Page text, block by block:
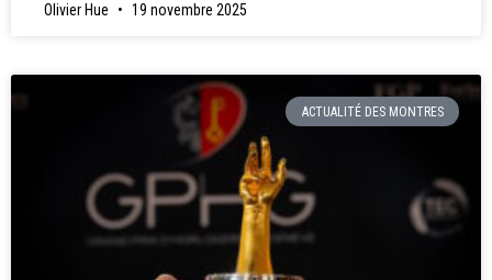
Olivier Hue 19 novembre 2025
ACTUALITÉ DES MONTRES